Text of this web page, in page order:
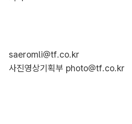
saeromli@tf.co.kr
사진영상기획부 photo@tf.co.kr